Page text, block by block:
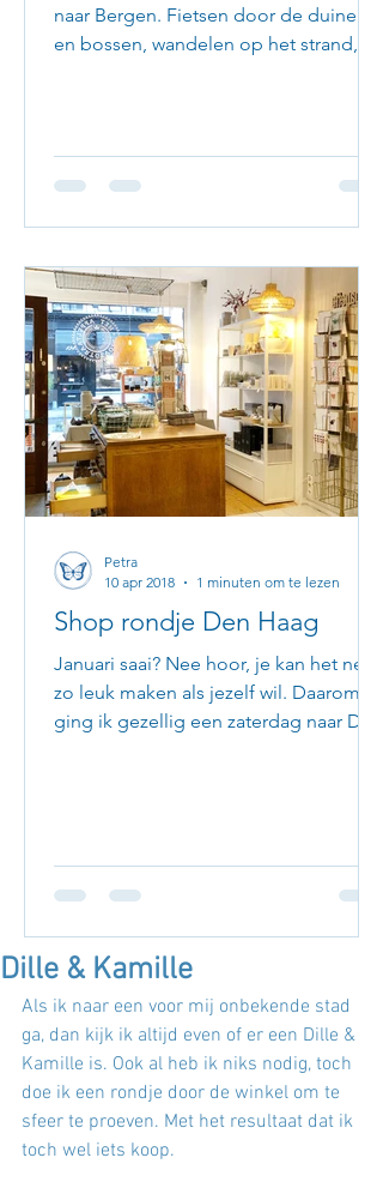
naar Bergen. Fietsen door de duinen
en bossen, wandelen op het strand, de
Shop rondje Den Haag
Januari saai? Nee hoor, je kan het net
zo leuk maken als jezelf wil. Daarom
ging ik gezellig een zaterdag naar Den
Petra
10 apr 2018
1 minuten om te lezen
Dille & Kamille
Als ik naar een voor mij onbekende stad
ga, dan kijk ik altijd even of er een Dille &
Kamille is. Ook al heb ik niks nodig, toch
doe ik een rondje door de winkel om te
sfeer te proeven. Met het resultaat dat ik
toch wel iets koop.